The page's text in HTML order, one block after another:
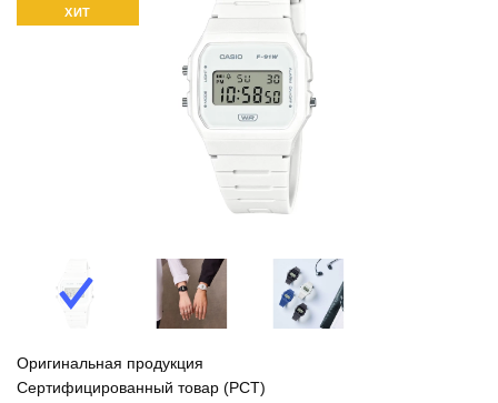
ХИТ
Оригинальная продукция
Сертифицированный товар (РСТ)